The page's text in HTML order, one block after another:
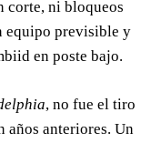
corte, ni bloqueos
equipo previsible y
en poste bajo.
, no fue el tiro
años anteriores. Un